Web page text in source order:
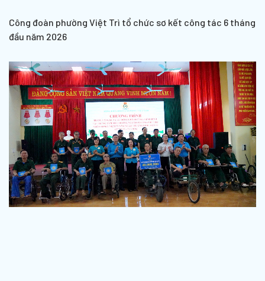
Công đoàn phường Việt Trì tổ chức sơ kết công tác 6 tháng
đầu năm 2026